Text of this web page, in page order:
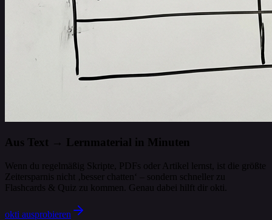
Aus Text → Lernmaterial in Minuten
Wenn du regelmäßig Skripte, PDFs oder Artikel lernst, ist die größte
Zeitersparnis nicht ‚besser chatten‘ – sondern schneller zu
Flashcards & Quiz zu kommen. Genau dabei hilft dir okti.
okti ausprobieren